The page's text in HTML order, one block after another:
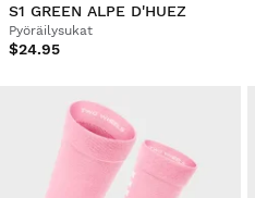
S1 GREEN ALPE D'HUEZ
Pyöräilysukat
$24.95